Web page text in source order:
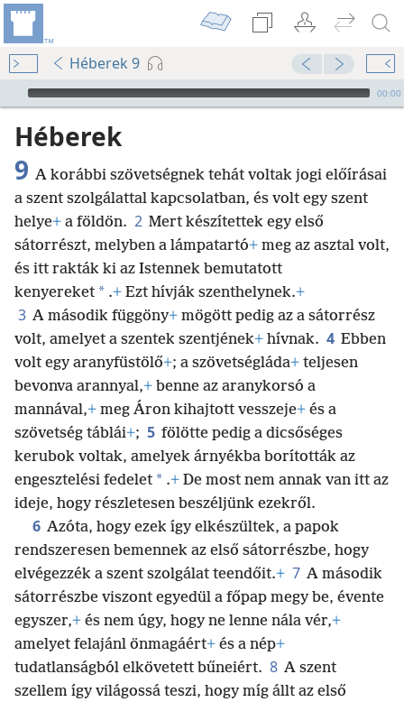
Héberek 9
Audio Player
00:00
Héberek
9 A korábbi szövetségnek tehát voltak jogi előírásai
a szent szolgálattal kapcsolatban, és volt egy szent
helye+ a földön. 2 Mert készítettek egy első
sátorrészt, melyben a lámpatartó+ meg az asztal volt,
és itt rakták ki az Istennek bemutatott
kenyereket * .+ Ezt hívják szenthelynek.+
3 A második függöny+ mögött pedig az a sátorrész
volt, amelyet a szentek szentjének+ hívnak. 4 Ebben
volt egy aranyfüstölő+; a szövetségláda+ teljesen
bevonva arannyal,+ benne az aranykorsó a
mannával,+ meg Áron kihajtott vesszeje+ és a
szövetség táblái+; 5 fölötte pedig a dicsőséges
kerubok voltak, amelyek árnyékba borították az
engesztelési fedelet * .+ De most nem annak van itt az
ideje, hogy részletesen beszéljünk ezekről.
6 Azóta, hogy ezek így elkészültek, a papok
rendszeresen bemennek az első sátorrészbe, hogy
elvégezzék a szent szolgálat teendőit.+ 7 A második
sátorrészbe viszont egyedül a főpap megy be, évente
egyszer,+ és nem úgy, hogy ne lenne nála vér,+
amelyet felajánl önmagáért+ és a nép+
tudatlanságból elkövetett bűneiért. 8 A szent
szellem így világossá teszi, hogy míg állt az első